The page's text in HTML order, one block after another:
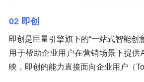
02 即创
即创是巨量引擎旗下的“一站式智能创
用于帮助企业用户在营销场景下提供
映，即创的能力直接面向企业用户（